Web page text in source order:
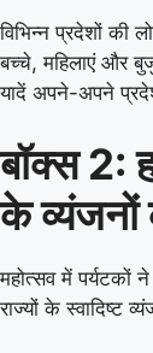
विभिन्न प्रदेशों की
बच्चे, महिलाएं और
यादें अपने-अपने
बॉक्स 2:
के व्यंजनों
महोत्सव में पर्यटकों
राज्यों के स्वादिष्ट